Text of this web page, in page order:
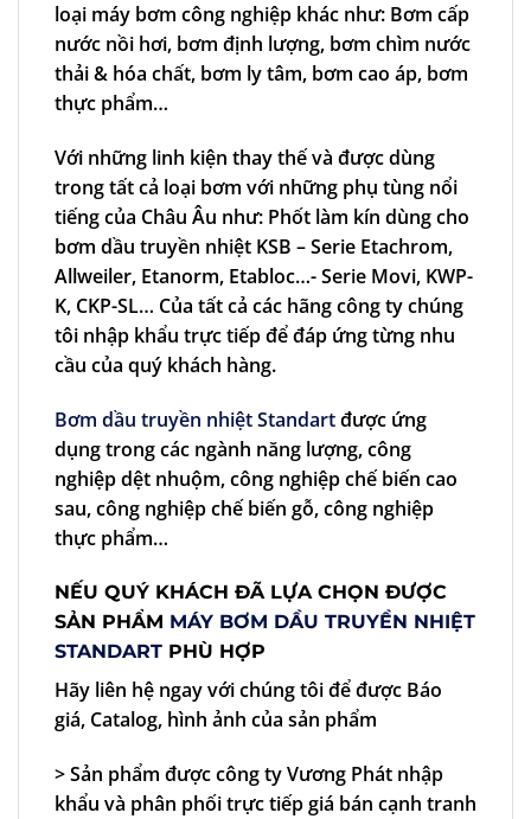
loại máy bơm công nghiệp khác như: Bơm cấp
nước nồi hơi, bơm định lượng, bơm chìm nước
thải & hóa chất, bơm ly tâm, bơm cao áp, bơm
thực phẩm…
Với những linh kiện thay thế và được dùng
trong tất cả loại bơm với những phụ tùng nổi
tiếng của Châu Âu như: Phốt làm kín dùng cho
bơm dầu truyền nhiệt KSB – Serie Etachrom,
Allweiler, Etanorm, Etabloc…- Serie Movi, KWP-
K, CKP-SL… Của tất cả các hãng công ty chúng
tôi nhập khẩu trực tiếp để đáp ứng từng nhu
cầu của quý khách hàng.
Bơm dầu truyền nhiệt Standartđược ứng
dụng trong các ngành năng lượng, công
nghiệp dệt nhuộm, công nghiệp chế biến cao
sau, công nghiệp chế biến gỗ, công nghiệp
thực phẩm…
NẾU QUÝ KHÁCH ĐÃ LỰA CHỌN ĐƯỢC
SẢN PHẨM MÁY BƠM DẦU TRUYỀN NHIỆT
STANDART PHÙ HỢP
Hãy liên hệ ngay với chúng tôi để được Báo
giá, Catalog, hình ảnh của sản phẩm
> Sản phẩm được công ty Vương Phát nhập
khẩu và phân phối trực tiếp giá bán cạnh tranh